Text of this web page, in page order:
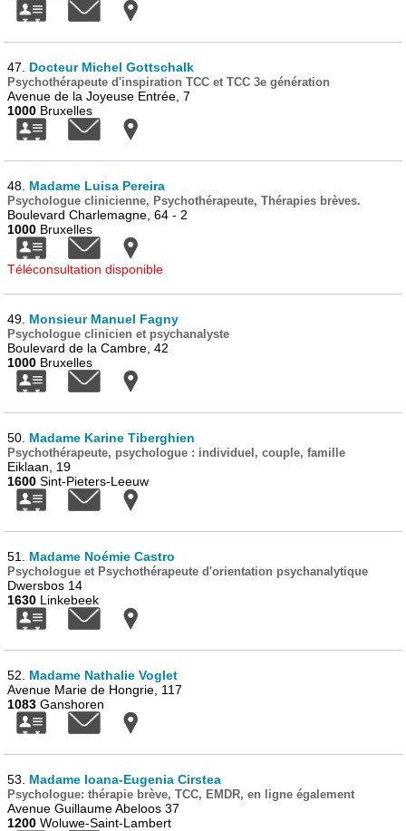
47. Docteur Michel Gottschalk
Psychothérapeute d'inspiration TCC et TCC 3e génération
Avenue de la Joyeuse Entrée, 7
1000 Bruxelles
48. Madame Luisa Pereira
Psychologue clinicienne, Psychothérapeute, Thérapies brèves.
Boulevard Charlemagne, 64 - 2
1000 Bruxelles
Téléconsultation disponible
49. Monsieur Manuel Fagny
Psychologue clinicien et psychanalyste
Boulevard de la Cambre, 42
1000 Bruxelles
50. Madame Karine Tiberghien
Psychothérapeute, psychologue : individuel, couple, famille
Eiklaan, 19
1600 Sint-Pieters-Leeuw
51. Madame Noémie Castro
Psychologue et Psychothérapeute d'orientation psychanalytique
Dwersbos 14
1630 Linkebeek
52. Madame Nathalie Voglet
Avenue Marie de Hongrie, 117
1083 Ganshoren
53. Madame Ioana-Eugenia Cirstea
Psychologue: thérapie brève, TCC, EMDR, en ligne également
Avenue Guillaume Abeloos 37
1200 Woluwe-Saint-Lambert